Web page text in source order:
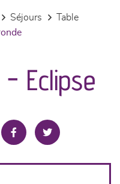
séjours
table
Eclipse